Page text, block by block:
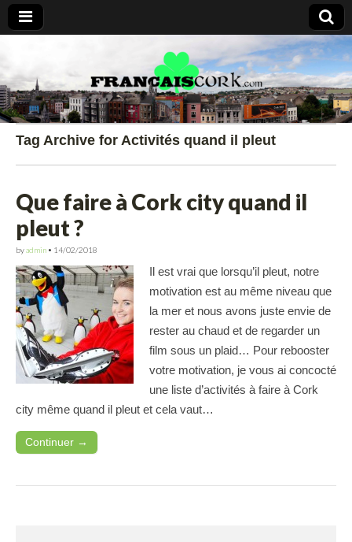
Francais Cork
Tag Archive for Activités quand il pleut
Que faire à Cork city quand il
pleut ?
byadmin • 14/02/2018
Il est vrai que lorsqu’il pleut, notre
motivation est au même niveau que
la mer et nous avons juste envie de
rester au chaud et de regarder un
film sous un plaid… Pour rebooster
votre motivation, je vous ai concocté
une liste d’activités à faire à Cork
city même quand il pleut et cela vaut…
Continuer →